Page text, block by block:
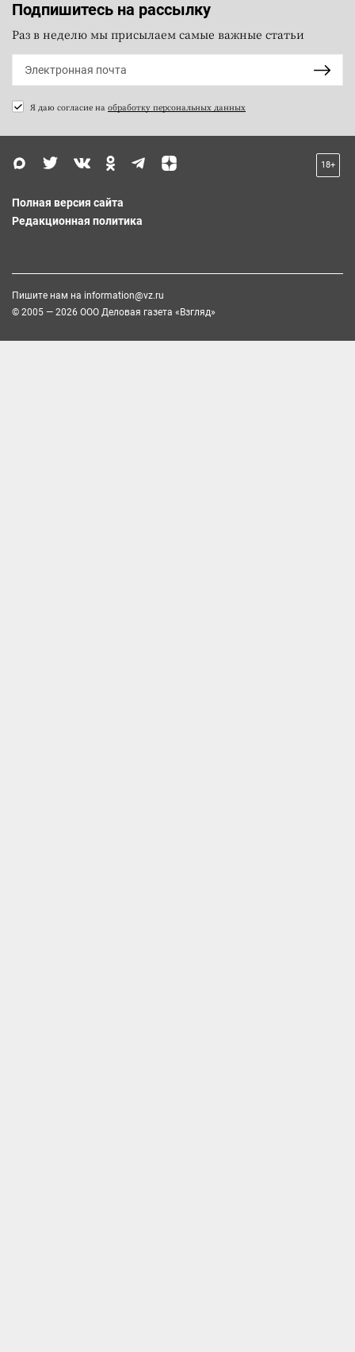
Подпишитесь на рассылку
Раз в неделю мы присылаем самые важные статьи
Я даю согласие на обработку персональных данных
18+
Полная версия сайта
Редакционная политика
Пишите нам на information@vz.ru
© 2005 — 2026 ООО Деловая газета «Взгляд»